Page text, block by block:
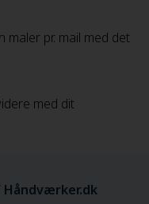
maler pr. mail med det
med dit
Håndværker.dk